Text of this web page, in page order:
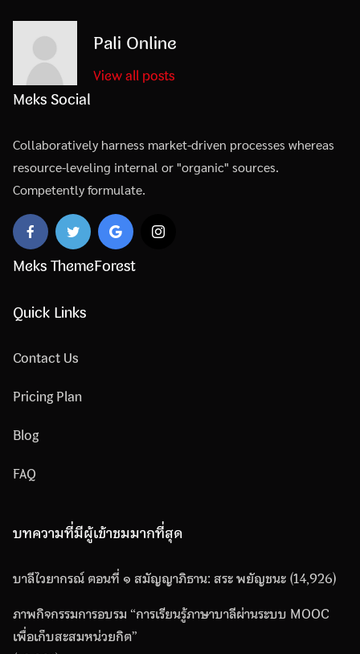
Pali Online
View all posts
Meks Social
Collaboratively harness market-driven processes whereas
resource-leveling internal or "organic" sources.
Competently formulate.
Meks ThemeForest
Quick Links
Contact Us
Pricing Plan
Blog
FAQ
บทความที่มีผู้เข้าชมมากที่สุด
บาลีไวยากรณ์ ตอนที่ ๑ สมัญญาภิธาน: สระ พยัญชนะ(14,926)
ภาพกิจกรรมการอบรม “การเรียนรู้ภาษาบาลีผ่านระบบ MOOC
เพื่อเก็บสะสมหน่วยกิต”